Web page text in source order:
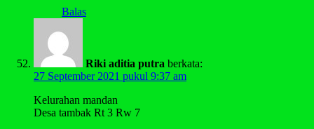
Balas
Riki aditia putra berkata:
27 September 2021 pukul 9:37 am
Kelurahan mandan
Desa tambak Rt 3 Rw 7